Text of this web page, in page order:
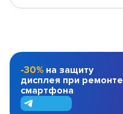
-30% на защиту
дисплея при ремонте
смартфона